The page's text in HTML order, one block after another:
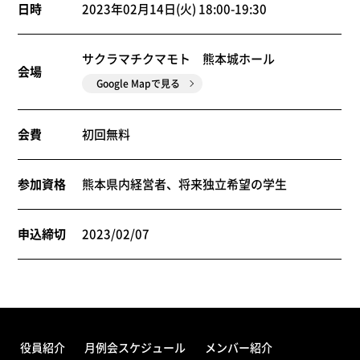
日時 2023年02月14日(火) 18:00-19:30
会場
サクラマチクマモト 熊本城ホール
Google Mapで見る
会費 初回無料
参加資格 熊本県内経営者、将来独立希望の学生
申込締切 2023/02/07
役員紹介 月例会スケジュール メンバー紹介